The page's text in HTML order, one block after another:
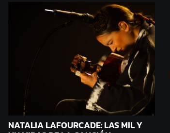
NATALIA LAFOURCADE: LAS MIL Y